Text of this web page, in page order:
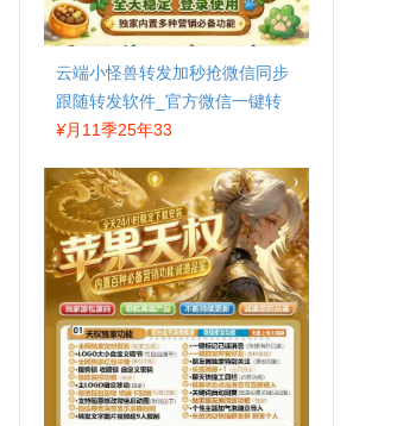
云端小怪兽转发加秒抢微信同步
跟随转发软件_官方微信一键转
发
¥月11季25年33